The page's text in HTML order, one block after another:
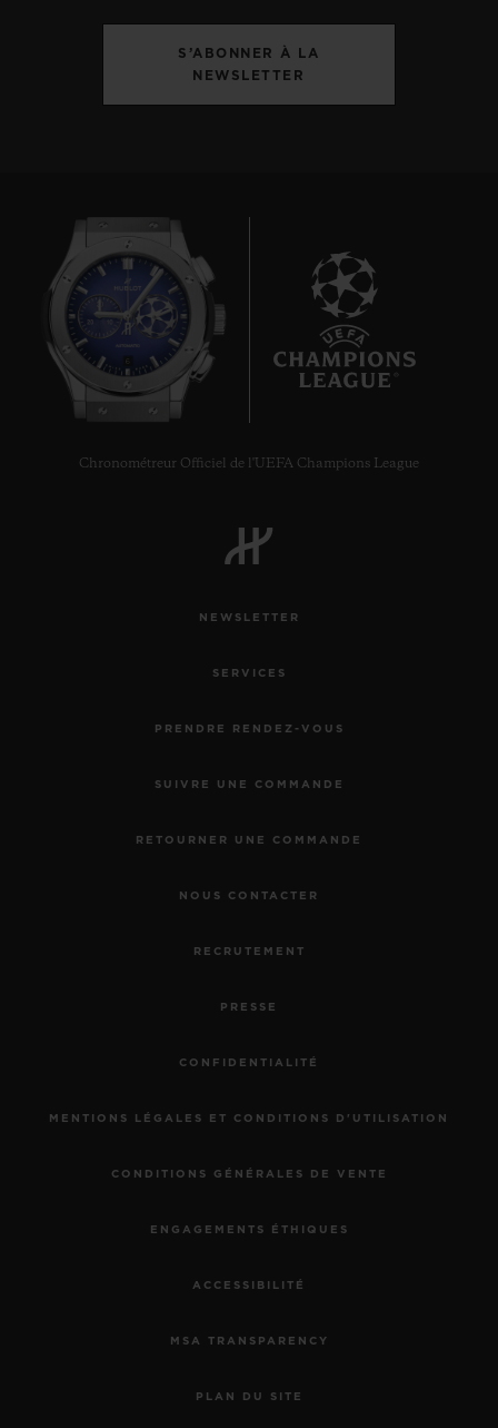
S’ABONNER À LA
NEWSLETTER
Chronométreur Officiel de l'UEFA Champions League
NEWSLETTER
SERVICES
PRENDRE RENDEZ-VOUS
SUIVRE UNE COMMANDE
RETOURNER UNE COMMANDE
NOUS CONTACTER
RECRUTEMENT
PRESSE
CONFIDENTIALITÉ
MENTIONS LÉGALES ET CONDITIONS D'UTILISATION
CONDITIONS GÉNÉRALES DE VENTE
ENGAGEMENTS ÉTHIQUES
ACCESSIBILITÉ
MSA TRANSPARENCY
PLAN DU SITE